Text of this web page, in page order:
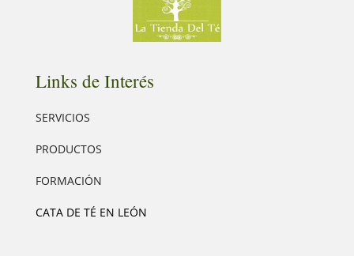
Links de Interés
SERVICIOS
PRODUCTOS
FORMACIÓN
CATA DE TÉ EN LEÓN